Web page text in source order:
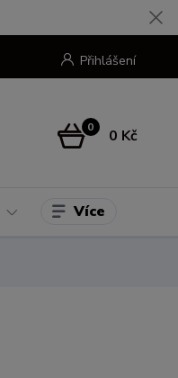
Přihlášení
0 0 Kč
Více